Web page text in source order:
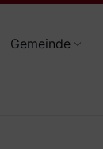
Gemeinde